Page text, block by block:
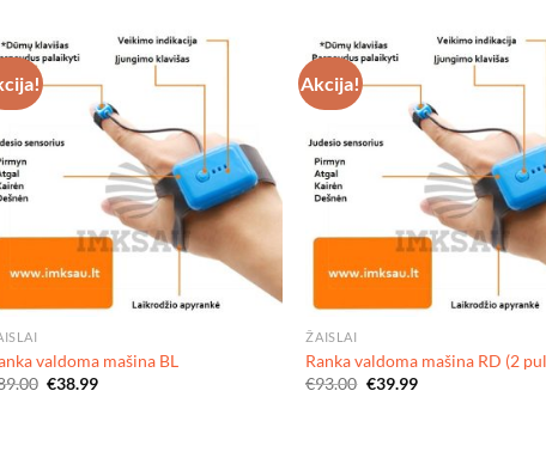
valdoma mašina BL
Original
€38.99Current
Akcija!
ŽAISLAI
Ranka valdoma mašina RD (2
€93.00 Original
€39.99Current